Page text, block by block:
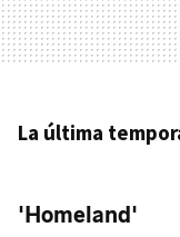
La última
'Homeland'